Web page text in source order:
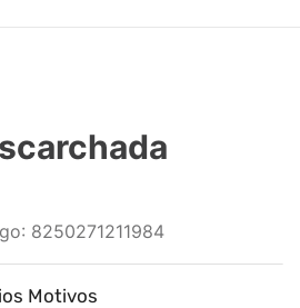
: 8250271211984
Motivos